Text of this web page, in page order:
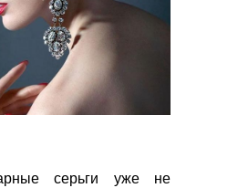
серьги уже не